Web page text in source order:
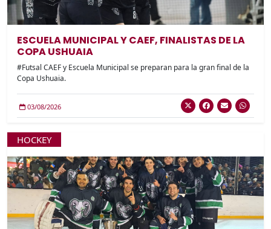
ESCUELA MUNICIPAL Y CAEF, FINALISTAS DE LA
COPA USHUAIA
#Futsal CAEF y Escuela Municipal se preparan para la gran final de la
Copa Ushuaia.
03/08/2026
HOCKEY